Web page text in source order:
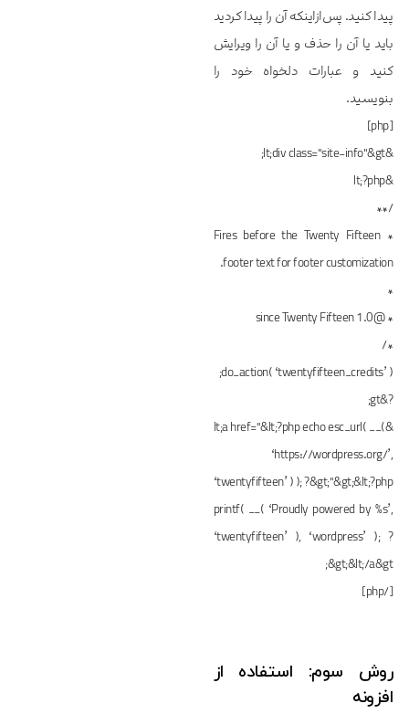
پیدا کنید. پس‌ازاینکه آن را پیدا کردید
باید یا آن را حذف و یا آن را ویرایش
کنید و عبارات دلخواه خود را
بنویسید.
[php]
&lt;div class="site-info"&gt;
&lt;?php
/**
* Fires before the Twenty Fifteen
footer text for footer customization.
*
* @since Twenty Fifteen 1.0
*/
do_action( ‘twentyfifteen_credits’ );
?&gt;
&lt;a href="&lt;?php echo esc_url( __(
‘https://wordpress.org/’,
‘twentyfifteen’ ) ); ?&gt;"&gt;&lt;?php
printf( __( ‘Proudly powered by %s’,
‘twentyfifteen’ ), ‘wordpress’ ); ?
&gt;&lt;/a&gt;
[/php]
روش سوم: استفاده از
افزونه